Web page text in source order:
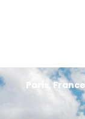
Paris, France